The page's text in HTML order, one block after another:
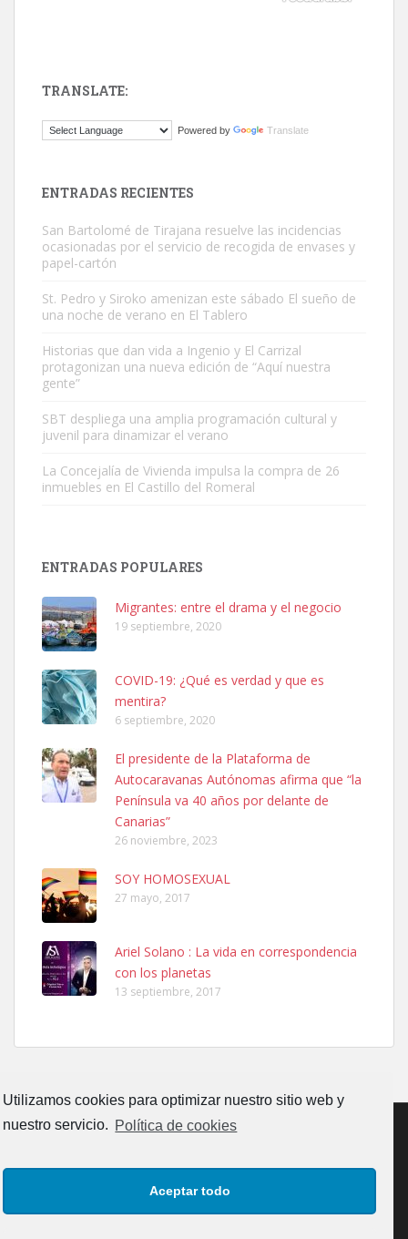
Utilizamos cookies para optimizar nuestro sitio web y
nuestro servicio. Política de cookies
Aceptar todo
El ayuntamiento se va a llevar a Los Gatos callejeros de la zona los
Este gato macho ha aparecido en la calle hace menos de un mes,
es muy manso y extremadamente cari...
Leales.org » Gran Canaria
Leales.org » Gran Canaria
SHIBA PERDIDO AVDA JOSE MESA Y LOPEZ
PERRO MACHO RAZA SHIBA CON MICROCHIP PERDIDO HOY
06/07/2025 ZONA MESA Y LOPEZ. ES MUY ASUSTADIZO
Leales.org » Gran Canaria
6.7.2025
Ninfa perdida
El día 5 se los perdió una ninfa papillera, asustada tiene miedo a la
calle, se perdió por la zon...
Adopcion
Busco casa de acogida para mi perrita ya que por temas de trabajo
TRANSLATE:
Powered by Translate
ENTRADAS RECIENTES
San Bartolomé de Tirajana resuelve las incidencias
ocasionadas por el servicio de recogida de envases y
papel-cartón
St. Pedro y Siroko amenizan este sábado El sueño de
una noche de verano en El Tablero
Historias que dan vida a Ingenio y El Carrizal
protagonizan una nueva edición de “Aquí nuestra
gente”
SBT despliega una amplia programación cultural y
juvenil para dinamizar el verano
La Concejalía de Vivienda impulsa la compra de 26
inmuebles en El Castillo del Romeral
ENTRADAS POPULARES
Migrantes: entre el drama y el negocio
19 septiembre, 2020
COVID-19: ¿Qué es verdad y que es
mentira?
6 septiembre, 2020
El presidente de la Plataforma de
Autocaravanas Autónomas afirma que “la
Península va 40 años por delante de
Canarias”
26 noviembre, 2023
SOY HOMOSEXUAL
27 mayo, 2017
Ariel Solano : La vida en correspondencia
con los planetas
13 septiembre, 2017
POLÍTICA DE COOKIES (UE)